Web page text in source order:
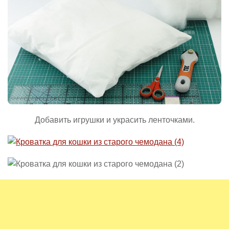
Добавить игрушки и украсить ленточками.